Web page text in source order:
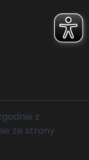
prawa
z
ze strony